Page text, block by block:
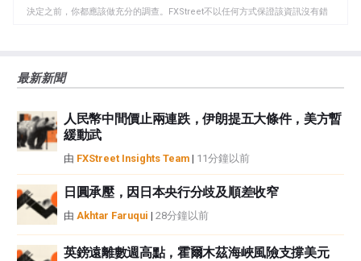
板
決定之前，你都應該做充分的調查。FXStreet不以任何方式保證該資訊沒有錯
觀點，並不代表FXStreet或其廣告商的官方政策或立場。作者不對本頁連結的
如果文章正文中沒有明確提到，在撰寫本文時，作者在本文中提到的任何股票
中都沒有頭寸，也沒有與文中提到的任何公司有業務關係。除了FXStreet，作
者沒有收到撰寫這篇文章的報酬。
性不作任何陳述。FXStreet和作者將不承擔任何錯誤，遺漏或任何損失，傷害
或損害由此資訊及其顯示或使用引起的。錯誤和遺漏除外。本文作者和
FXStreet並非註冊投資顧問，本文內容無意提供任何投資建議。
最新新聞
人民幣中間價止兩連跌，伊朗提五大條件，美方暫
緩動武
由 FXStreet Insights Team | 11分鐘以前
日圓承壓，因日本央行分歧及順差收窄
由 Akhtar Faruqui | 28分鐘以前
英鎊遠離數週高點，霍爾木茲海峽風險支撐美元